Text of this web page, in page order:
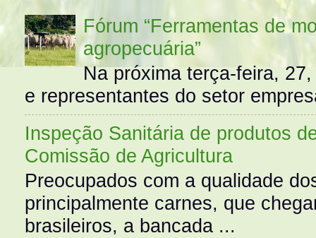
Fórum “Ferramentas de
agropecuária”
Na próxima terça-feira,
e representantes do setor
Inspeção Sanitária de produtos
Comissão de Agricultura
Preocupados com a qualidade
principalmente carnes, que
brasileiros, a bancada ...